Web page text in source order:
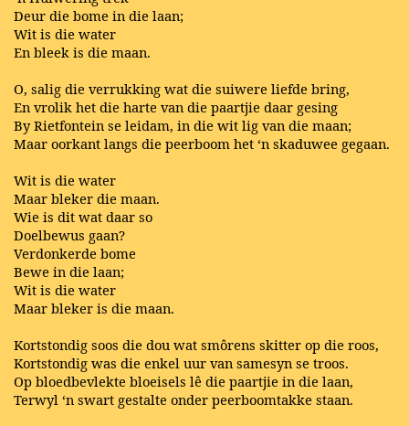
Deur die bome in die laan;
Wit is die water
En bleek is die maan.
O, salig die verrukking wat die suiwere liefde bring,
En vrolik het die harte van die paartjie daar gesing
By Rietfontein se leidam, in die wit lig van die maan;
Maar oorkant langs die peerboom het ‘n skaduwee gegaan.
Wit is die water
Maar bleker die maan.
Wie is dit wat daar so
Doelbewus gaan?
Verdonkerde bome
Bewe in die laan;
Wit is die water
Maar bleker is die maan.
Kortstondig soos die dou wat smôrens skitter op die roos,
Kortstondig was die enkel uur van samesyn se troos.
Op bloedbevlekte bloeisels lê die paartjie in die laan,
Terwyl ‘n swart gestalte onder peerboomtakke staan.